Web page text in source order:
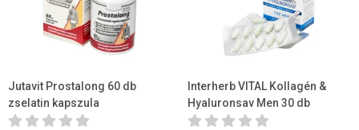
Jutavit Prostalong 60 db
zselatin kapszula
Interherb VITAL Kollagén &
Hyaluronsav Men 30 db
kapszula